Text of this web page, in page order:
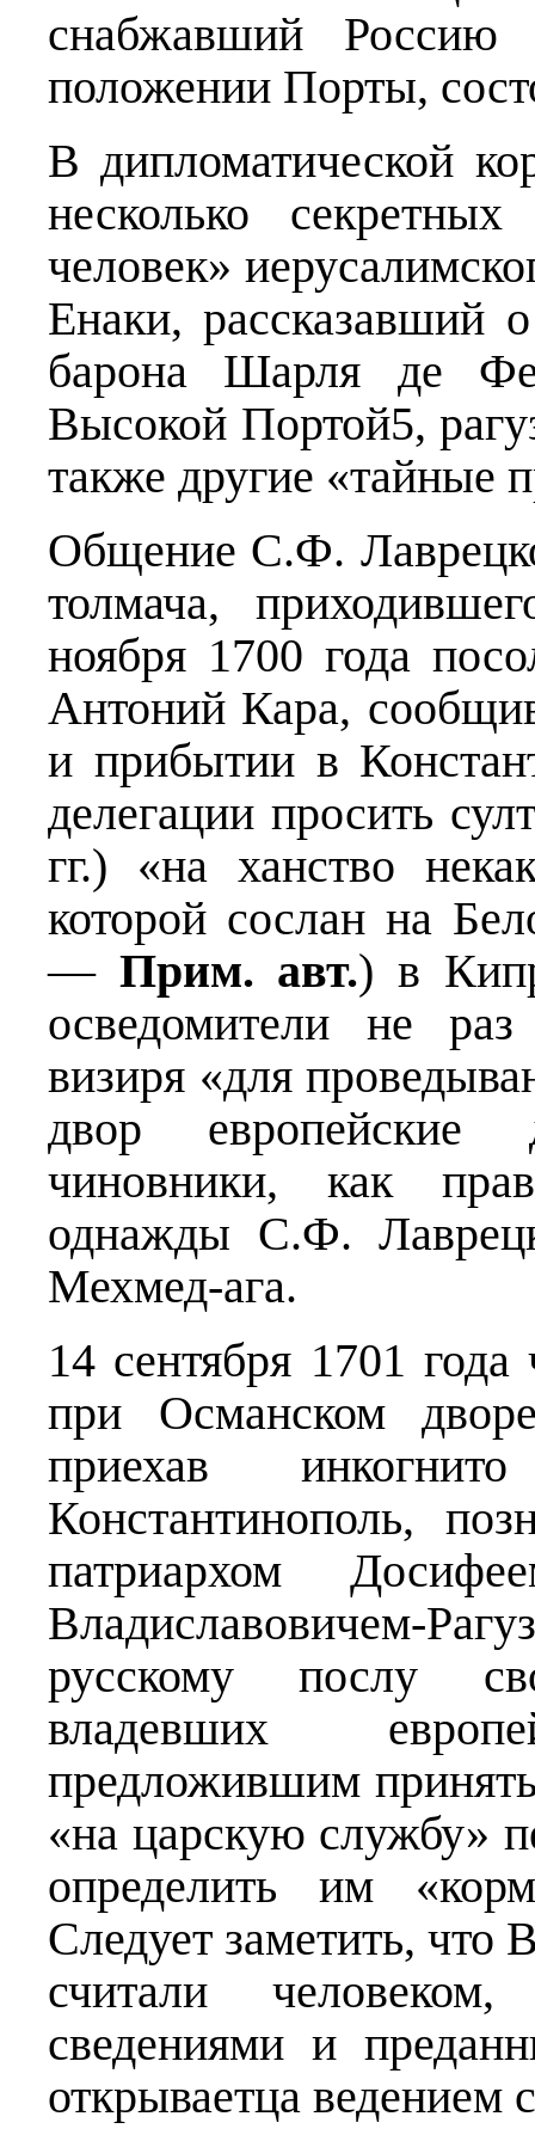
снабжавший Россию
положении Порты,
В дипломатической
несколько
человек»
Енаки, рассказавший
барона Шарля де
Высокой Портой5,
также другие «тайные
Общение С.Ф.
толмача,
ноября 1700 года
Антоний Кара,
и прибытии в
делегации просить
гг.) «на ханство
которой сослан на
— Прим. авт.) в
осведомители не
визиря «для
двор европейские
чиновники, как
однажды С.Ф.
Мехмед-ага.
14 сентября 1701
при Османском
приехав
Константинополь,
патриархом
Владиславовичем-
русскому послу
владевших
предложившим принять
«на царскую службу»
определить им
Следует заметить, что
считали
сведениями и
открываетца ведением